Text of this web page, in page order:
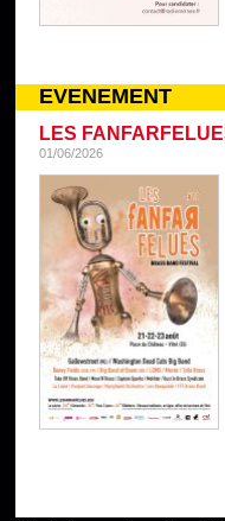
EVENEMENT
LES
01/06/2026